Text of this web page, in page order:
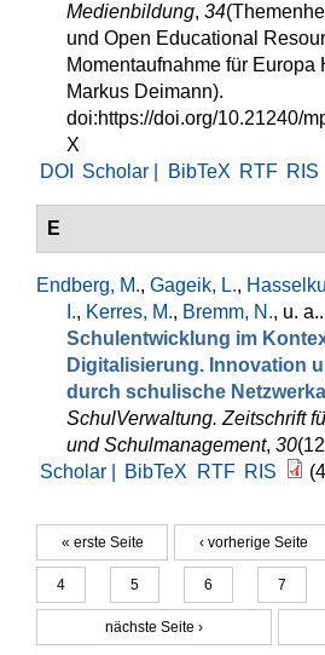
Medienbildung, 34
und Open Educational
Momentaufnahme für Europa
Markus Deimann).
doi:https://doi.org/10.21240/
X
DOI
Scholar | BibTeX RTF RIS
E
Endberg, M., Gageik, L.,
I., Kerres, M., Bremm, N., u. a.
Schulentwicklung im
Digitalisierung. Innovation
durch schulische
SchulVerwaltung. Zeitschrift
und Schulmanagement, 30
Scholar |
BibTeX RTF RIS
Seiten
« erste Seite ‹ vorherige Seite
4 5 6 7
nächste Seite ›